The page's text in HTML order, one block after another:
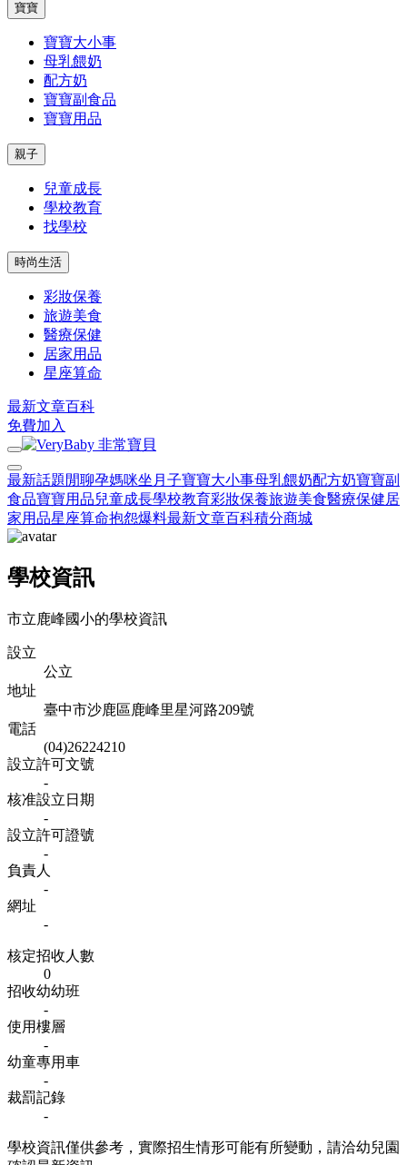
寶寶
寶寶大小事
母乳餵奶
配方奶
寶寶副食品
寶寶用品
親子
兒童成長
學校教育
找學校
時尚生活
彩妝保養
旅遊美食
醫療保健
居家用品
星座算命
最新文章百科
免費加入
最新話題 閒聊孕媽咪坐月子寶寶大小事母乳餵奶配方奶寶寶副
食品寶寶用品兒童成長學校教育彩妝保養旅遊美食醫療保健居
家用品星座算命抱怨爆料最新文章百科積分商城
學校資訊
市立鹿峰國小的學校資訊
設立
公立
地址
臺中市沙鹿區鹿峰里星河路209號
電話
(04)26224210
設立許可文號
-
核准設立日期
-
設立許可證號
-
負責人
-
網址
-
核定招收人數
0
招收幼幼班
-
使用樓層
-
幼童專用車
-
裁罰記錄
-
學校資訊僅供參考，實際招生情形可能有所變動，請洽幼兒園